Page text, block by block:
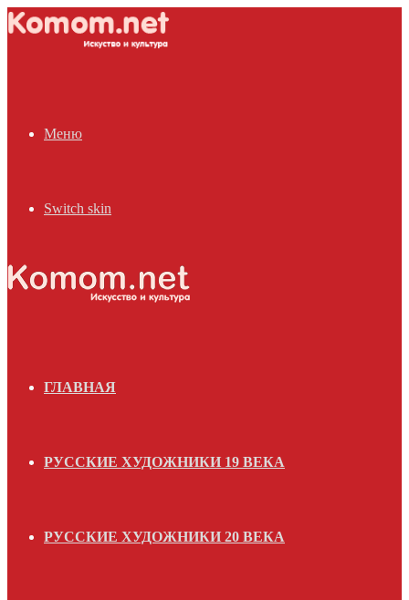
Меню
Switch skin
ГЛАВНАЯ
РУССКИЕ ХУДОЖНИКИ 19 ВЕКА
РУССКИЕ ХУДОЖНИКИ 20 ВЕКА